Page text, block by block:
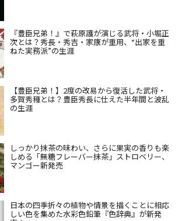
『豊臣兄弟！』で萩原護が演じる武将・小堀正
次とは？秀長・秀吉・家康が重用、“出家を重
ねた実務派”の生涯
【豊臣兄弟！】2度の改易から復活した武将・
多賀秀種とは？豊臣秀長に仕えた半年間と波乱
の生涯
しっかり抹茶の味わい、さらに果実の香りも楽
しめる「無糖フレーバー抹茶」ストロベリー、
マンゴー新発売
日本の四季折々の植物や情景を描くことに相応
しい色を集めた水彩色鉛筆『色辞典』が新発